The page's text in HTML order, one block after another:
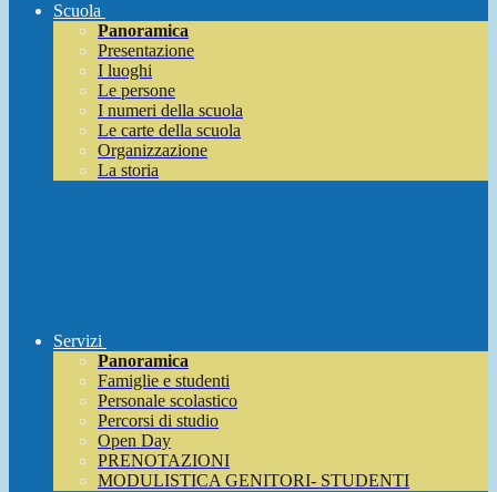
Scuola
Panoramica
Presentazione
I luoghi
Le persone
I numeri della scuola
Le carte della scuola
Organizzazione
La storia
Servizi
Panoramica
Famiglie e studenti
Personale scolastico
Percorsi di studio
Open Day
PRENOTAZIONI
MODULISTICA GENITORI- STUDENTI